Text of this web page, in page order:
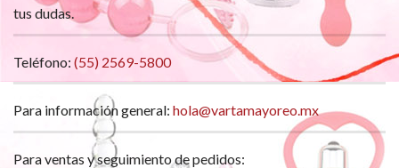
tus dudas.
Teléfono: (55) 2569-5800
Para información general: hola@vartamayoreo.mx
Para ventas y seguimiento de pedidos: